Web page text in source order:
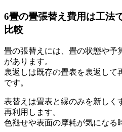
6畳の畳張替え費用は工法
比較
畳の張替えには、畳の状態や予
があります。
裏返しは既存の畳表を裏返して
です。
表替えは畳表と縁のみを新しく
再利用します。
色褪せや表面の摩耗が気になる